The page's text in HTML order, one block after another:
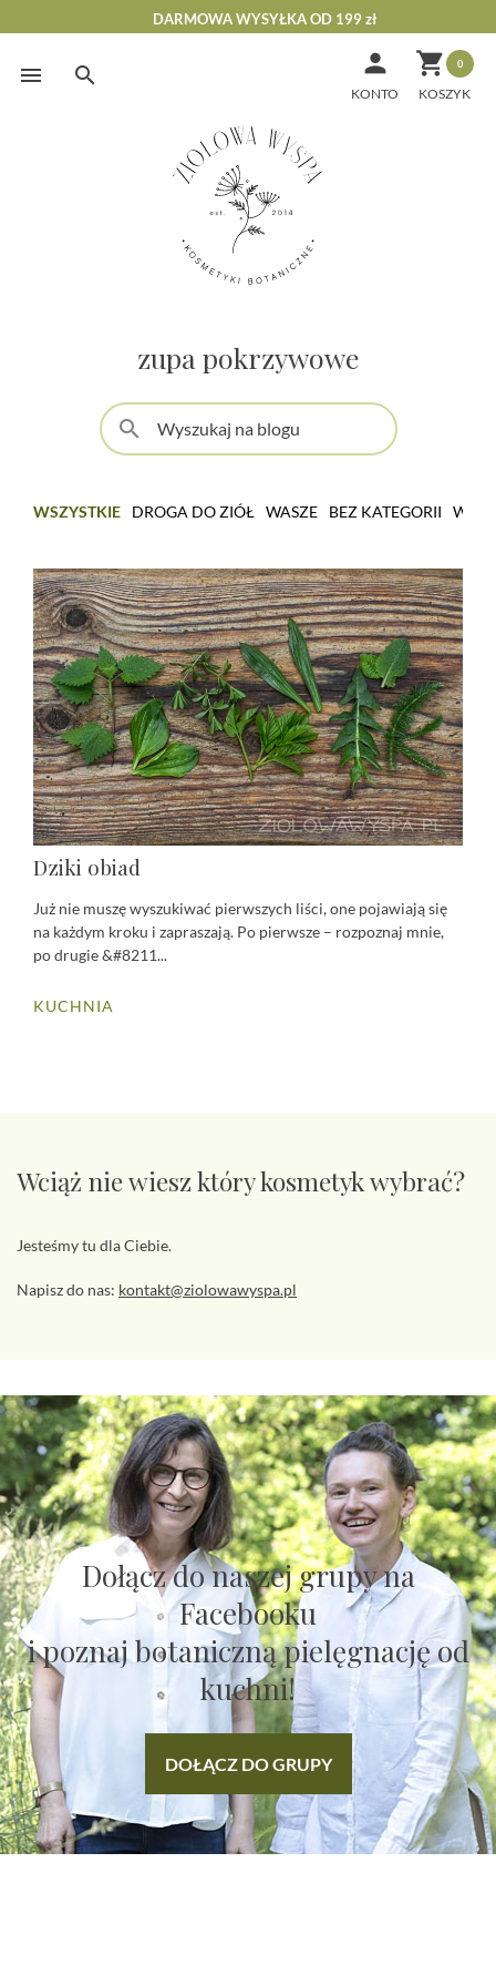
Skip
DARMOWA WYSYŁKA OD 199 zł
 0

KONTO
zupa pokrzywowe
search
WSZYSTKIE DROGA DO ZIÓŁ WASZE BEZ KATEGORII
Dziki obiad
Już nie muszę wyszukiwać pierwszych liści, one pojawiają się
na każdym kroku i zapraszają. Po pierwsze – rozpoznaj mnie,
po drugie &#8211...
KUCHNIA
Wciąż nie wiesz który kosmetyk wybrać?
Jesteśmy tu dla Ciebie.
Napisz do nas: kontakt@ziolowawyspa.pl
Dołącz do naszej grupy na
Facebooku
i poznaj botaniczną pielęgnację od
kuchni!
DOŁĄCZ DO GRUPY